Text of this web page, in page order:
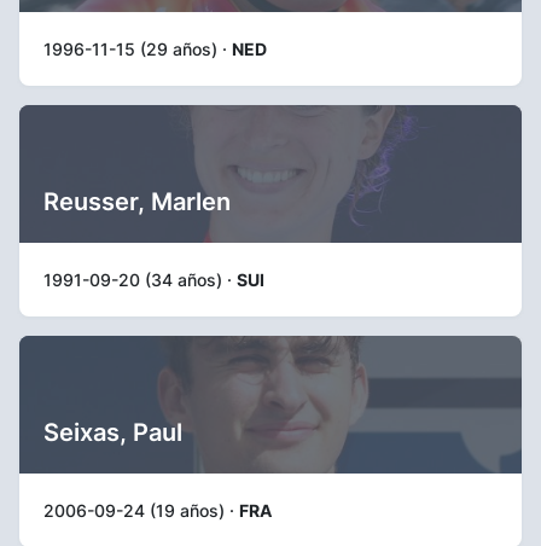
1996-11-15 (29 años) · NED
Reusser, Marlen
1991-09-20 (34 años) · SUI
Seixas, Paul
2006-09-24 (19 años) · FRA